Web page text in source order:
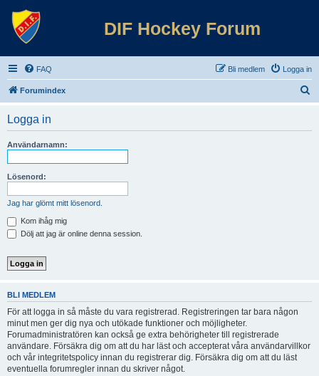
DIF Hockey Forum
FAQ Logga in
Bli medlem
Forumindex
Logga in
Användarnamn:
Lösenord:
Jag har glömt mitt lösenord.
Kom ihåg mig
Dölj att jag är online denna session.
BLI MEDLEM
För att logga in så måste du vara registrerad. Registreringen tar bara någon
minut men ger dig nya och utökade funktioner och möjligheter.
Forumadministratören kan också ge extra behörigheter till registrerade
användare. Försäkra dig om att du har läst och accepterat våra användarvillkor
och vår integritetspolicy innan du registrerar dig. Försäkra dig om att du läst
eventuella forumregler innan du skriver något.